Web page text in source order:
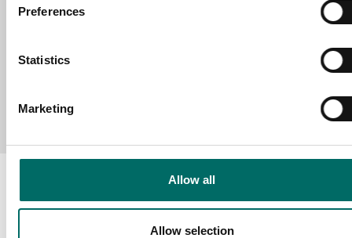
Preferences
Statistics
Marketing
Allow all
Allow selection
Send message